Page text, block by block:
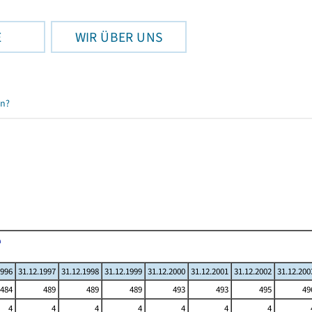
WIR ÜBER UNS
31.12.1997 31.12.1998 31.12.1999 31.12.2000 31.12.2001 31.12.2002
484 489 489 489 493 493 495
4 4 4 4 4 4 4